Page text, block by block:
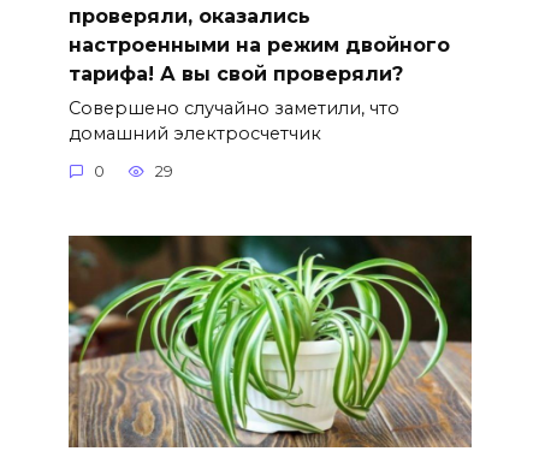
проверяли, оказались
настроенными на режим двойного
тарифа! А вы свой проверяли?
Совершено случайно заметили, что
домашний электросчетчик
0 29